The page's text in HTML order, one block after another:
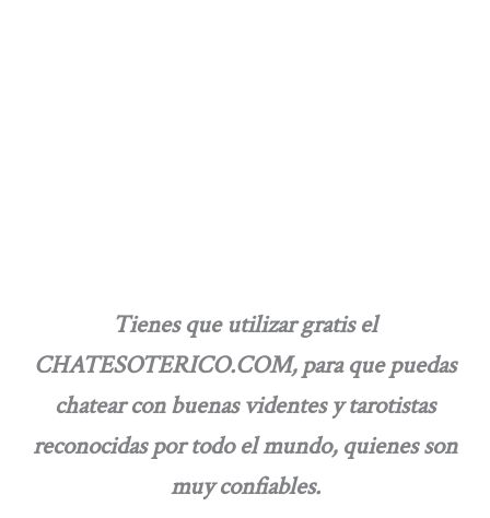
Tienes que utilizar gratis el
CHATESOTERICO.COM, para que puedas
chatear con buenas videntes y tarotistas
reconocidas por todo el mundo, quienes son
muy confiables.